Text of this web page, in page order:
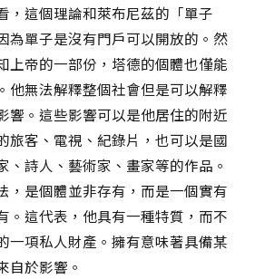
，這個理論和萊布尼茲的「單子
為單子是沒有門戶可以開放的。然
上帝的一部份，塔德的個體也僅能
他無法解釋整個社會但是可以解釋
響。這些影響可以是他居住的附近
旅客、電視、紀錄片，也可以是國
、詩人、藝術家、畫家等的作品。
，是個體並非存有，而是一個實有
。這代表，他具有一種特質，而不
一項私人財產。擁有意味著具備某
自於影響。